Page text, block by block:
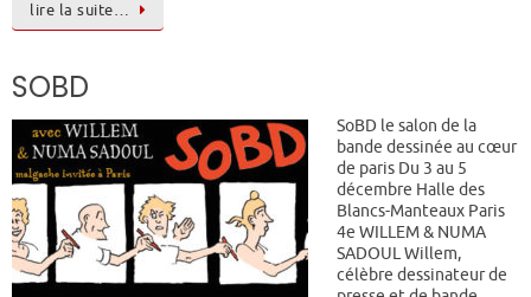
lire la suite…
SOBD
SoBD le salon de la
bande dessinée au cœur
de paris Du 3 au 5
décembre Halle des
Blancs-Manteaux Paris
4e WILLEM & NUMA
SADOUL Willem,
célèbre dessinateur de